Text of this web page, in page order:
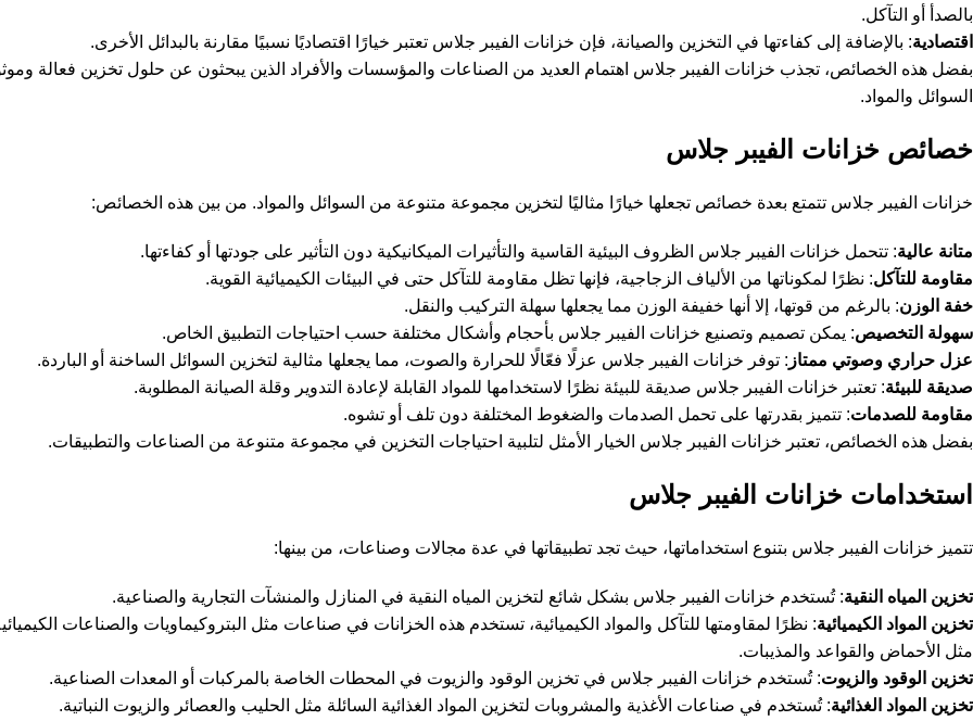
بالصدأ أو التآكل.
اقتصادية: بالإضافة إلى كفاءتها في التخزين والصيانة، فإن خزانات الفيبر جلاس تعتبر خيارًا اقتصاديًا نسبيًا مقارنة بالبدائل الأخرى.
بفضل هذه الخصائص، تجذب خزانات الفيبر جلاس اهتمام العديد من الصناعات والمؤسسات والأفراد الذين يبحثون عن حلول تخزين فعالة
السوائل والمواد.
خصائص خزانات الفيبر جلاس
خزانات الفيبر جلاس تتمتع بعدة خصائص تجعلها خيارًا مثاليًا لتخزين مجموعة متنوعة من السوائل والمواد. من بين هذه الخصائص:
متانة عالية: تتحمل خزانات الفيبر جلاس الظروف البيئية القاسية والتأثيرات الميكانيكية دون التأثير على جودتها أو كفاءتها.
مقاومة للتآكل: نظرًا لمكوناتها من الألياف الزجاجية، فإنها تظل مقاومة للتآكل حتى في البيئات الكيميائية القوية.
خفة الوزن: بالرغم من قوتها، إلا أنها خفيفة الوزن مما يجعلها سهلة التركيب والنقل.
سهولة التخصيص: يمكن تصميم وتصنيع خزانات الفيبر جلاس بأحجام وأشكال مختلفة حسب احتياجات التطبيق الخاص.
عزل حراري وصوتي ممتاز : توفر خزانات الفيبر جلاس عزلًا فعّالًا للحرارة والصوت، مما يجعلها مثالية لتخزين السوائل الساخنة أو الباردة.
صديقة للبيئة: تعتبر خزانات الفيبر جلاس صديقة للبيئة نظرًا لاستخدامها للمواد القابلة لإعادة التدوير وقلة الصيانة المطلوبة.
مقاومة للصدمات: تتميز بقدرتها على تحمل الصدمات والضغوط المختلفة دون تلف أو تشوه.
بفضل هذه الخصائص، تعتبر خزانات الفيبر جلاس الخيار الأمثل لتلبية احتياجات التخزين في مجموعة متنوعة من الصناعات والتطبيقات.
استخدامات خزانات الفيبر جلاس
تتميز خزانات الفيبر جلاس بتنوع استخداماتها، حيث تجد تطبيقاتها في عدة مجالات وصناعات، من بينها:
تخزين المياه النقية: تُستخدم خزانات الفيبر جلاس بشكل شائع لتخزين المياه النقية في المنازل والمنشآت التجارية والصناعية.
تخزين المواد الكيميائية: نظرًا لمقاومتها للتآكل والمواد الكيميائية، تستخدم هذه الخزانات في صناعات مثل البتروكيماويات والصناعات
مثل الأحماض والقواعد والمذيبات.
تخزين الوقود والزيوت: تُستخدم خزانات الفيبر جلاس في تخزين الوقود والزيوت في المحطات الخاصة بالمركبات أو المعدات الصناعية.
تخزين المواد الغذائية: تُستخدم في صناعات الأغذية والمشروبات لتخزين المواد الغذائية السائلة مثل الحليب والعصائر والزيوت النباتية.